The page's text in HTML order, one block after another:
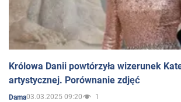
Królowa Danii powtórzyła wizerunek
artystycznej. Porównanie zdjęć
Dama03.03.2025 09:20 1